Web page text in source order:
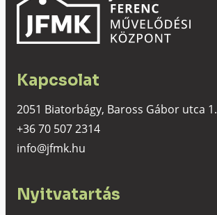
Kapcsolat
2051 Biatorbágy, Baross Gábor utca 1.
+36 70 507 2314
info@jfmk.hu
Nyitvatartás